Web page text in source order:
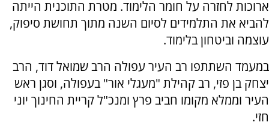
ארוכות לחזרה על חומר הלימוד. מטרת התוכנית הייתה
להביא את התלמידים לסיום השנה מתוך תחושת סיפוק,
עוצמה וביטחון בלימוד.
במעמד השתתפו רב העיר עפולה הרב שמואל דוד, הרב
יצחק בן פזי, רב קהילת "מעגלי אור" בעפולה, וסגן ראש
העיר וממלא מקומו חביב פרץ ומנכ"ל קריית החינוך יוני
חזי.